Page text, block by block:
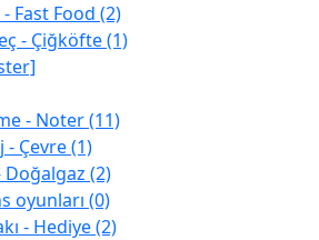
Fast Food (2)
- Çiğköfte (1)
- Noter (11)
- Çevre (1)
Doğalgaz (2)
oyunları (0)
- Hediye (2)